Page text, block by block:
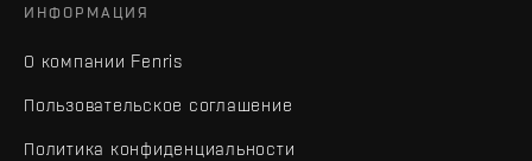
ИНФОРМАЦИЯ
О компании Fenris
Пользовательское соглашение
Политика конфиденциальности